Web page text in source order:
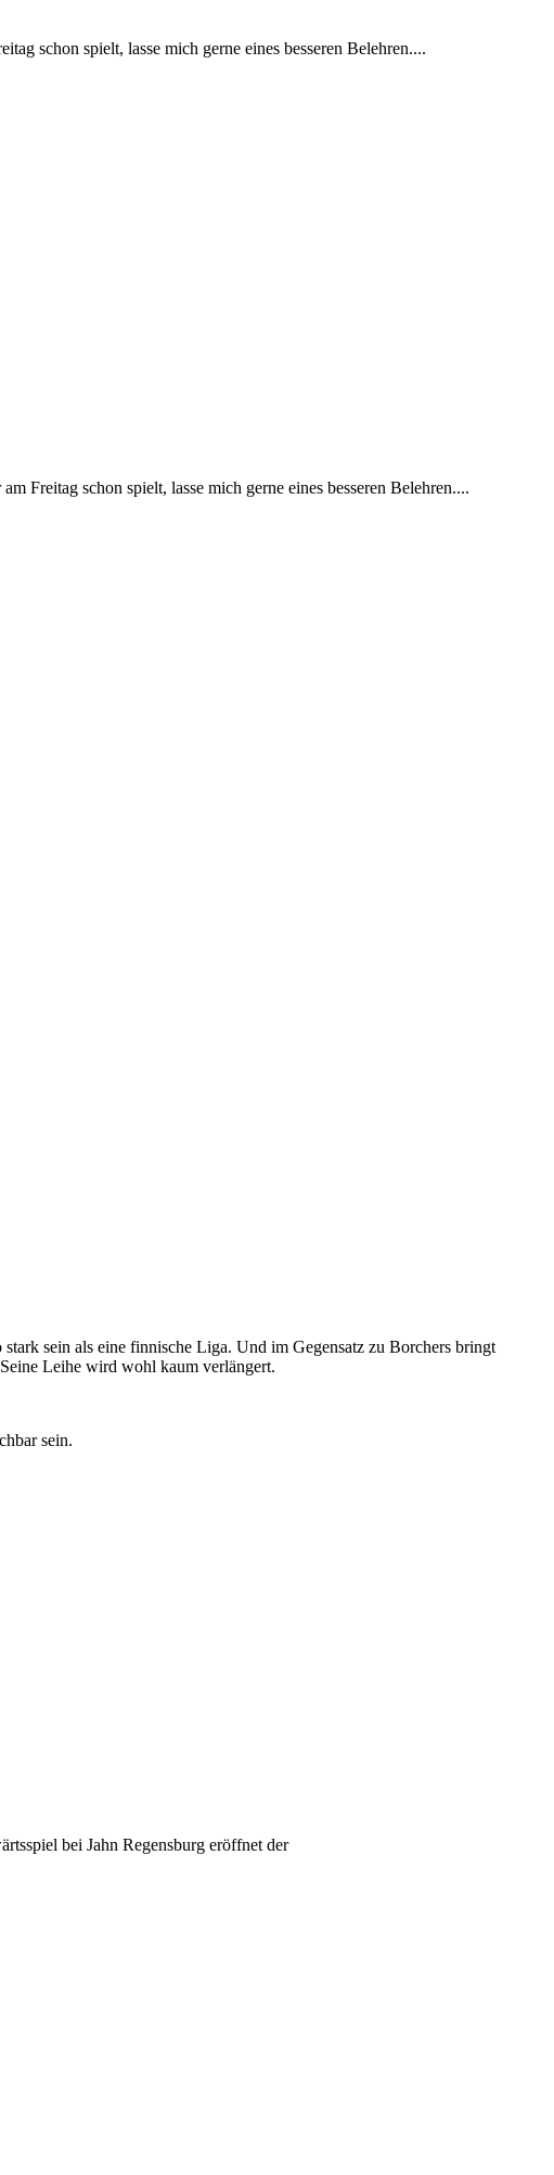
schon spielt, lasse mich gerne eines besseren Belehren....
Freitag schon spielt, lasse mich gerne eines besseren Belehren....
sein als eine finnische Liga. Und im Gegensatz zu Borchers bringt
Leihe wird wohl kaum verlängert.
sein.
bei Jahn Regensburg eröffnet der